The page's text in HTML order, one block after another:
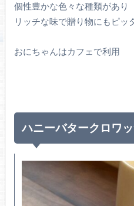
個性豊かな色々な種類があり
リッチな味で贈り物にもピッ
おにちゃんはカフェで利用
ハニーバタークロワ